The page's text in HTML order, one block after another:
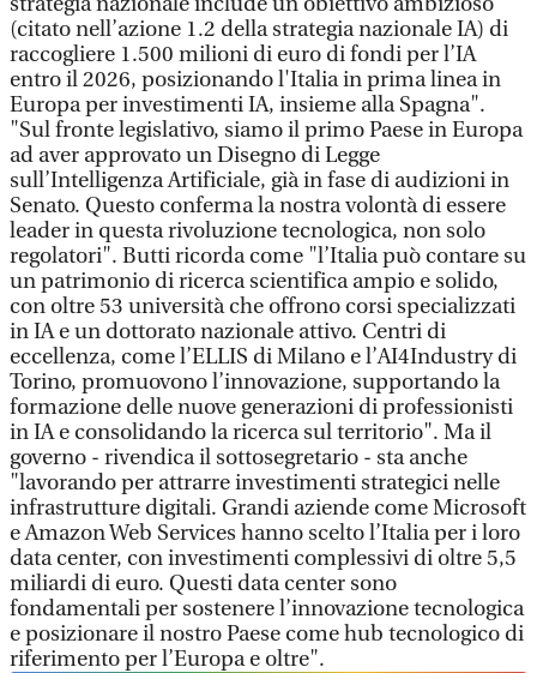
(citato nell’azione 1.2 della strategia nazionale IA) di
raccogliere 1.500 milioni di euro di fondi per l’IA
entro il 2026, posizionando l'Italia in prima linea in
Europa per investimenti IA, insieme alla Spagna".
"Sul fronte legislativo, siamo il primo Paese in Europa
ad aver approvato un Disegno di Legge
sull’Intelligenza Artificiale, già in fase di audizioni in
Senato. Questo conferma la nostra volontà di essere
leader in questa rivoluzione tecnologica, non solo
regolatori". Butti ricorda come "l’Italia può contare su
un patrimonio di ricerca scientifica ampio e solido,
con oltre 53 università che offrono corsi specializzati
in IA e un dottorato nazionale attivo. Centri di
eccellenza, come l’ELLIS di Milano e l’AI4Industry di
Torino, promuovono l’innovazione, supportando la
formazione delle nuove generazioni di professionisti
in IA e consolidando la ricerca sul territorio". Ma il
governo - rivendica il sottosegretario - sta anche
"lavorando per attrarre investimenti strategici nelle
infrastrutture digitali. Grandi aziende come Microsoft
e Amazon Web Services hanno scelto l’Italia per i loro
data center, con investimenti complessivi di oltre 5,5
miliardi di euro. Questi data center sono
fondamentali per sostenere l’innovazione tecnologica
e posizionare il nostro Paese come hub tecnologico di
riferimento per l’Europa e oltre".